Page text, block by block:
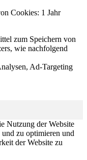
Cookies: 1 Jahr
zum Speichern von
wie nachfolgend
Ad-Targeting
Nutzung der Website
zu optimieren und
der Website zu